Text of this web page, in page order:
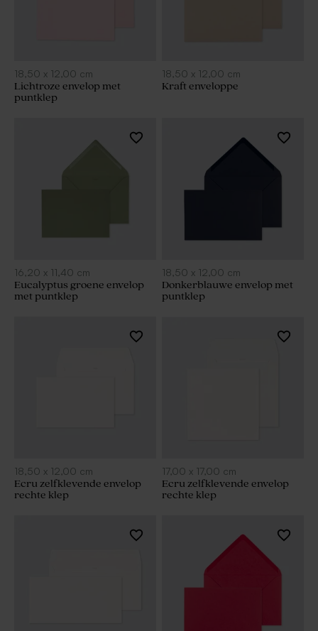
18,50 x 12,00 cm
Lichtroze envelop met
puntklep
18,50 x 12,00 cm
Kraft enveloppe
16,20 x 11,40 cm
Eucalyptus groene envelop
met puntklep
18,50 x 12,00 cm
Donkerblauwe envelop met
puntklep
18,50 x 12,00 cm
Ecru zelfklevende envelop
rechte klep
17,00 x 17,00 cm
Ecru zelfklevende envelop
rechte klep